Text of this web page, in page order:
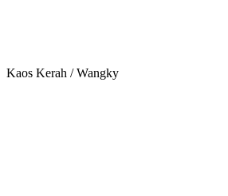
Kaos Kerah / Wangky